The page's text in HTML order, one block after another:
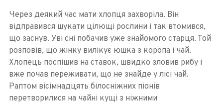
Через деякий час мати хлопця захворіла. Він
відправився шукати цілющі рослини і так втомився,
що заснув. Уві сні побачив уже знайомого старця. Той
розповів, що жінку вилікує юшка з коропа і чай.
Хлопець поспішив на ставок, швидко зловив рибу і
вже почав переживати, що не знайде у лісі чай.
Раптом вісімнадцять білосніжних піонів
перетворилися на чайні кущі з ніжними